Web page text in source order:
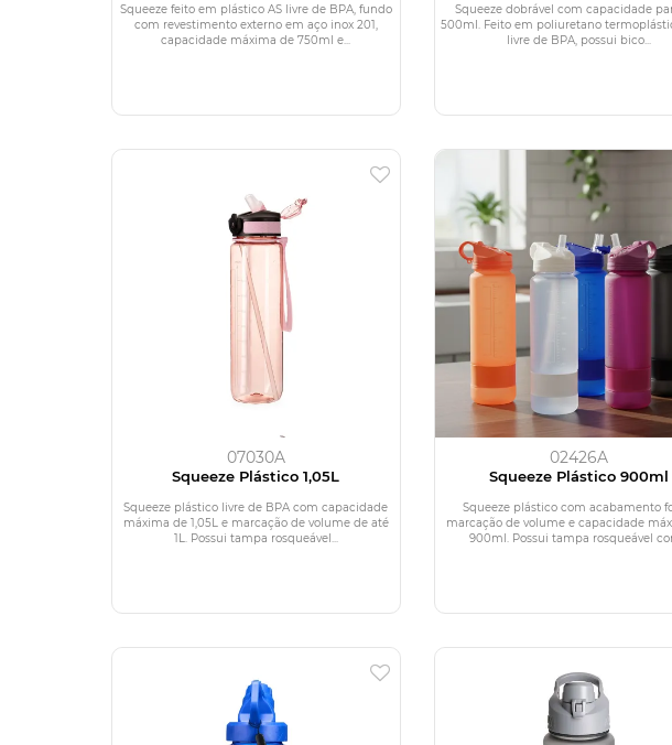
Squeeze feito em plástico AS livre de BPA, fundo
com revestimento externo em aço inox 201,
capacidade máxima de 750ml e...
Squeeze dobrável com capacidade
500ml. Feito em poliuretano
livre de BPA, possui bico...
07030A
Squeeze Plástico 1,05L
Squeeze plástico livre de BPA com capacidade
máxima de 1,05L e marcação de volume de até
1L. Possui tampa rosqueável...
02426A
Squeeze Plástico 900ml
Squeeze plástico com acabamento
marcação de volume e capacidade
900ml. Possui tampa rosqueável